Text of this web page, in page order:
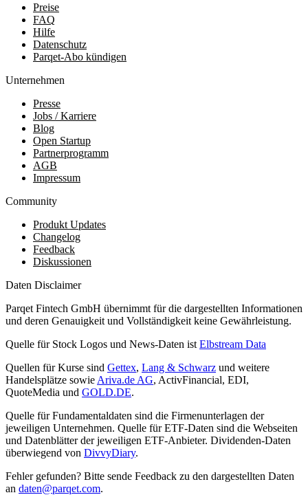
Preise
FAQ
Hilfe
Datenschutz
Parqet-Abo kündigen
Unternehmen
Presse
Jobs / Karriere
Blog
Open Startup
Partnerprogramm
AGB
Impressum
Community
Produkt Updates
Changelog
Feedback
Diskussionen
Daten Disclaimer
Parqet Fintech GmbH übernimmt für die dargestellten Informationen
und deren Genauigkeit und Vollständigkeit keine Gewährleistung.
Quelle für Stock Logos und News-Daten ist Elbstream Data
Quellen für Kurse sind Gettex, Lang & Schwarz und weitere
Handelsplätze sowie Ariva.de AG, ActivFinancial, EDI,
QuoteMedia und GOLD.DE.
Quelle für Fundamentaldaten sind die Firmenunterlagen der
jeweiligen Unternehmen. Quelle für ETF-Daten sind die Webseiten
und Datenblätter der jeweiligen ETF-Anbieter. Dividenden-Daten
überwiegend von DivvyDiary.
Fehler gefunden? Bitte sende Feedback zu den dargestellten Daten
an daten@parqet.com.